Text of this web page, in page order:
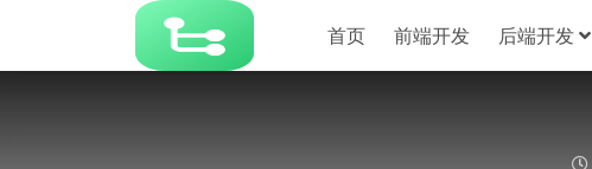
首页 前端开发 后端开发